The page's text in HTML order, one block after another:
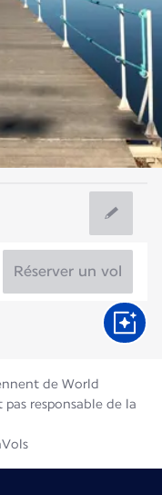
Réserver un vol
de World
responsable de la